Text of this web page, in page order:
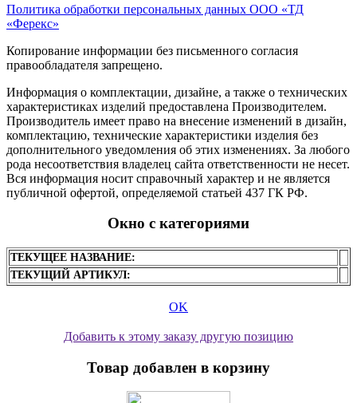
Политика обработки персональных данных ООО «ТД
«Ферекс»
Копирование информации без письменного согласия
правообладателя запрещено.
Информация о комплектации, дизайне, а также о технических
характеристиках изделий предоставлена Производителем.
Производитель имеет право на внесение изменений в дизайн,
комплектацию, технические характеристики изделия без
дополнительного уведомления об этих изменениях. За любого
рода несоответствия владелец сайта ответственности не несет.
Вся информация носит справочный характер и не является
публичной офертой, определяемой статьей 437 ГК РФ.
Окно с категориями
ТЕКУЩЕЕ НАЗВАНИЕ:
ТЕКУЩИЙ АРТИКУЛ:
OK
Добавить к этому заказу другую позицию
Товар добавлен в корзину